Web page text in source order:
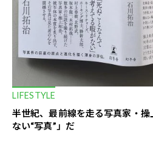
LIFESTYLE
半世紀、最前線を走る写真家・
ない“写真”」だ